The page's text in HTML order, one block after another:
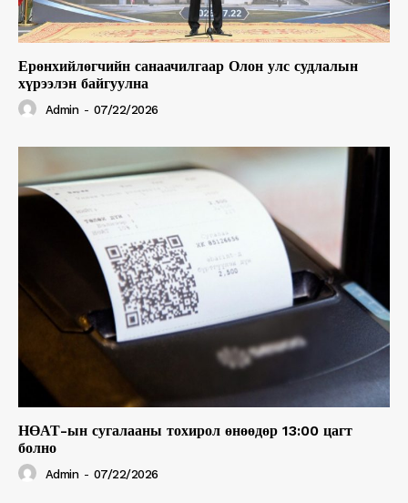
Ерөнхийлөгчийн санаачилгаар Олон улс судлалын
хүрээлэн байгуулна
Admin - 07/22/2026
НӨАТ-ын сугалааны тохирол өнөөдөр 13:00 цагт
болно
Admin - 07/22/2026